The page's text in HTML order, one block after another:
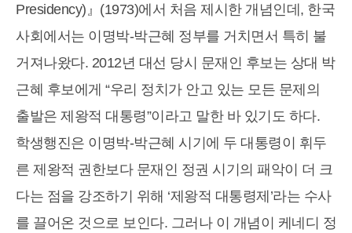
Presidency)』(1973)에서 처음 제시한 개념인데, 한국
사회에서는 이명박-박근혜 정부를 거치면서 특히 불
거져나왔다. 2012년 대선 당시 문재인 후보는 상대 박
근혜 후보에게 “우리 정치가 안고 있는 모든 문제의
출발은 제왕적 대통령”이라고 말한 바 있기도 하다.
학생행진은 이명박-박근혜 시기에 두 대통령이 휘두
른 제왕적 권한보다 문재인 정권 시기의 패악이 더 크
다는 점을 강조하기 위해 ‘제왕적 대통령제’라는 수사
를 끌어온 것으로 보인다. 그러나 이 개념이 케네디 정